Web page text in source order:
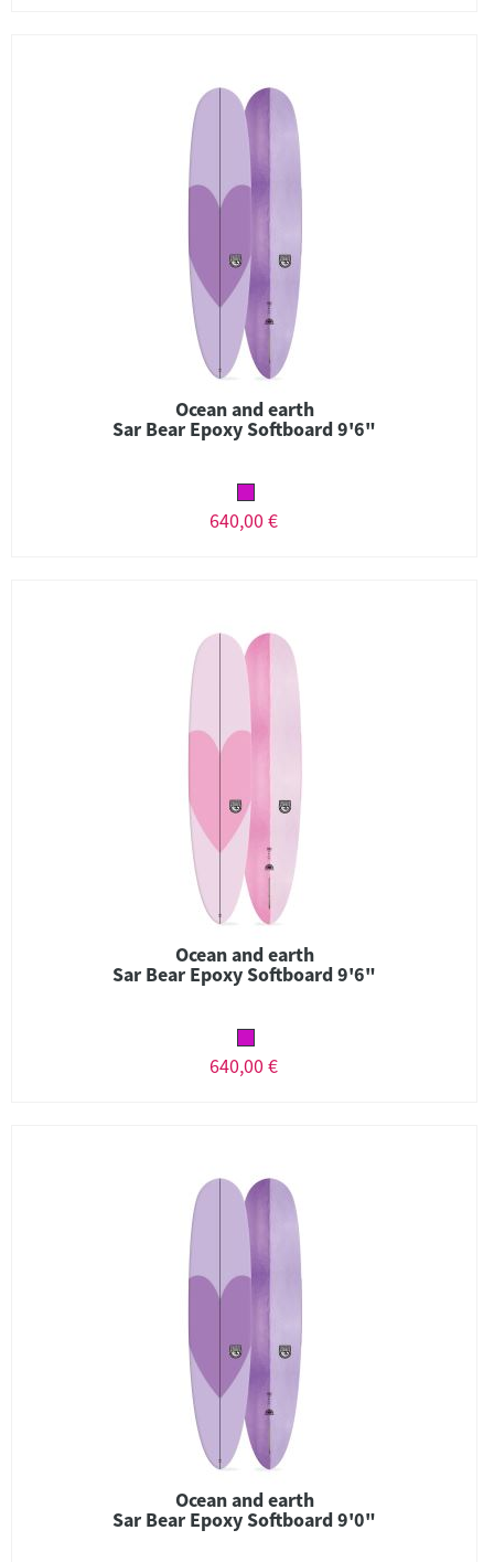
Ocean and earth
Sar Bear Epoxy Softboard 9'6"
640,00 €
Ocean and earth
Sar Bear Epoxy Softboard 9'6"
640,00 €
Ocean and earth
Sar Bear Epoxy Softboard 9'0"